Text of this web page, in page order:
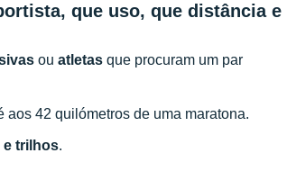
que uso, que distância e
ou atletas que procuram um par
aos 42 quilómetros de uma maratona.
e trilhos.